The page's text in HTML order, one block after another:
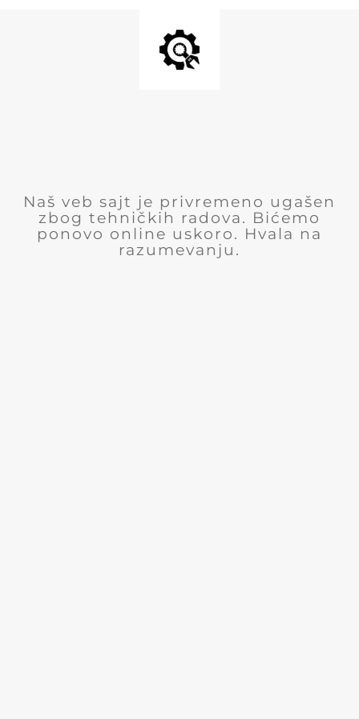
Naš veb sajt je privremeno ugašen
zbog tehničkih radova. Bićemo
ponovo online uskoro. Hvala na
razumevanju.